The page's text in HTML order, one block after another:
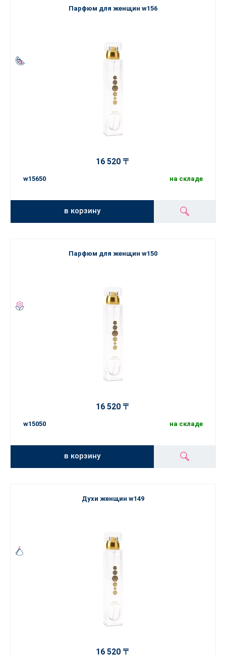
Парфюм для женщин w156
16 520 〒
w15650 на складе
в корзину
Парфюм для женщин w150
16 520 〒
w15050 на складе
в корзину
Духи женщин w149
16 520 〒